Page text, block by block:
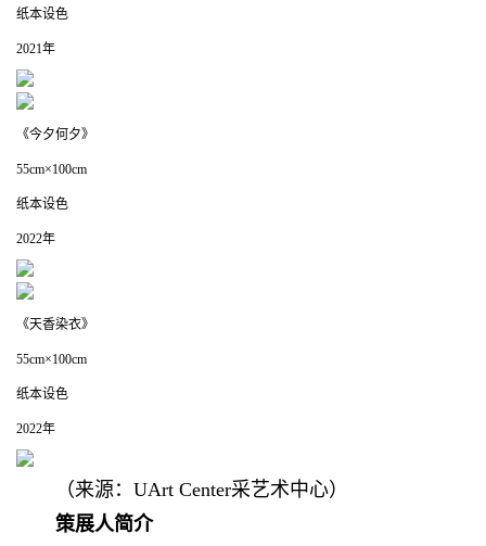
纸本设色
2021年
《今夕何夕》
55cm×100cm
纸本设色
2022年
《天香染衣》
55cm×100cm
纸本设色
2022年
（来源：UArt Center采艺术中心）
策展人简介